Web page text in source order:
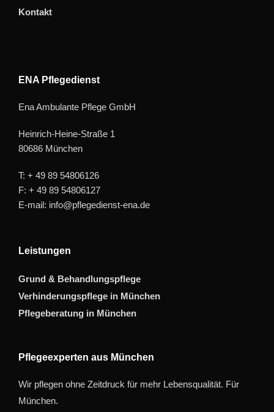
Kontakt
ENA Pflegedienst
Ena Ambulante Pflege GmbH
Heinrich-Heine-Straße 1
80686 München
T: + 49 89 54806126
F: + 49 89 54806127
E-mail: info@pflegedienst-ena.de
Leistungen
Grund & Behandlungspflege
Verhinderungspflege in München
Pflegeberatung in München
Pflegeexperten aus München
Wir pflegen ohne Zeitdruck für mehr Lebensqualität. Für
München.